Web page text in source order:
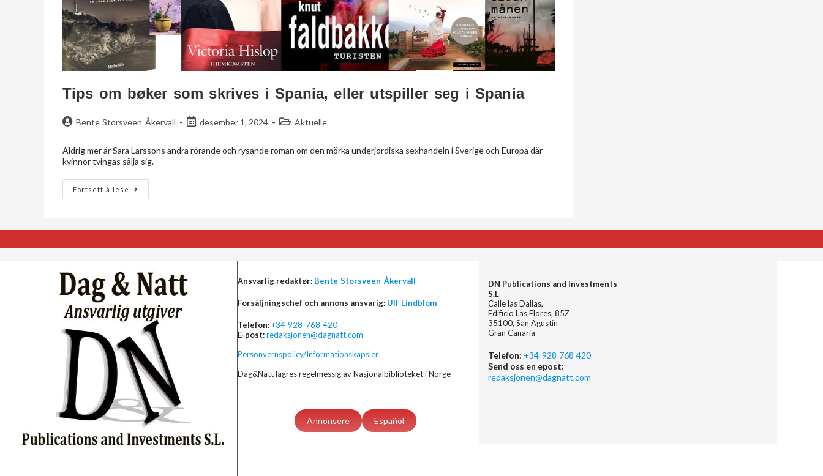
Tips om bøker som skrives i Spania, eller utspiller seg i Spania
Bente Storsveen Åkervall desember 1, 2024 Aktuelle
Aldrig mer är Sara Larssons andra rörande och rysande roman om den mörka underjordiska sexhandeln i Sverige och Europa där
kvinnor tvingas sälja sig.
Fortsett å lese
Ansvarlig redaktør: Bente Storsveen Åkervall
Försäljningschef och annons ansvarig: Ulf Lindblom
Telefon:+34 928 768 420
E-post:redaksjonen@dagnatt.com
Personvernspolicy/Informationskapsler
Dag&Natt lagres regelmessig av Nasjonalbiblioteket i Norge
Annonsere Español
DN Publications and Investments
S.L
Calle las Dalias,
Edificio Las Flores, 85Z
35100, San Agustin
Gran Canaria
Telefon: +34 928 768 420
Send oss en epost:
redaksjonen@dagnatt.com